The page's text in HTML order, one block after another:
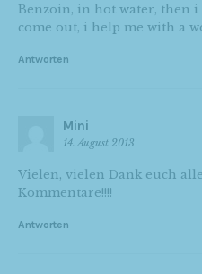
Benzoin, in hot water, then
come out, i help me with a
Antworten
Mini
14. August 2013
Vielen, vielen Dank euch
Kommentare!!!!
Antworten